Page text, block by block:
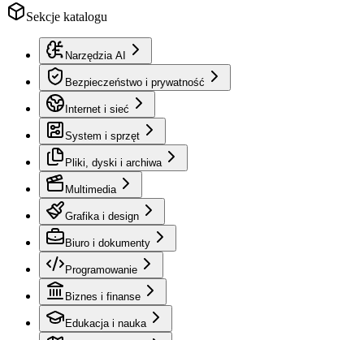
Sekcje katalogu
Narzędzia AI
Bezpieczeństwo i prywatność
Internet i sieć
System i sprzęt
Pliki, dyski i archiwa
Multimedia
Grafika i design
Biuro i dokumenty
Programowanie
Biznes i finanse
Edukacja i nauka